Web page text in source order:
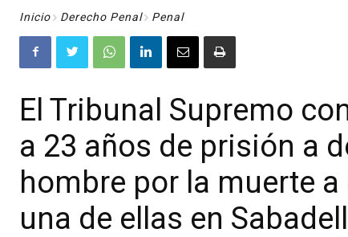
Inicio Derecho Penal Penal
El Tribunal Supremo
a 23 años de prisión a
hombre por la muerte
una de ellas en Sabadell